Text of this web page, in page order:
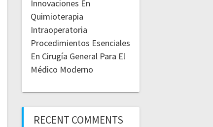
Innovaciones En
Quimioterapia
Intraoperatoria
Procedimientos Esenciales
En Cirugía General Para El
Médico Moderno
RECENT COMMENTS